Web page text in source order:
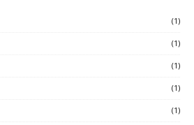
(1)
(1)
(1)
(1)
(1)